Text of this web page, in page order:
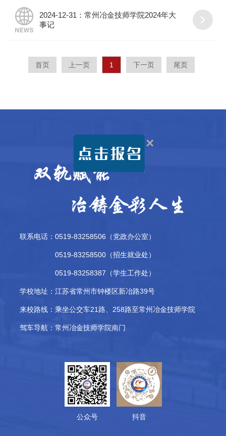
2024-12-31：常州冶金技师学院2024年大
事记
首页 上一页 1 下一页 尾页
联系电话：0519-83258506（党政办公室）
0519-83258500（招生就业处）
0519-83258387（学生工作处）
学校地址： 江苏省常州市钟楼区新冶路39号
来校路线： 乘坐公交车21路、258路至常州冶金技师学院
驾车导航： 常州冶金技师学院南门
抖音
公众号
×